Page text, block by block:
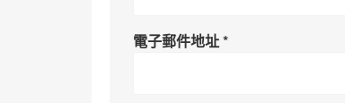
電子郵件地址*